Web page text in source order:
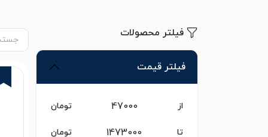
فیلتر محصولات
فیلتر قیمت
از تومان
تا تومان